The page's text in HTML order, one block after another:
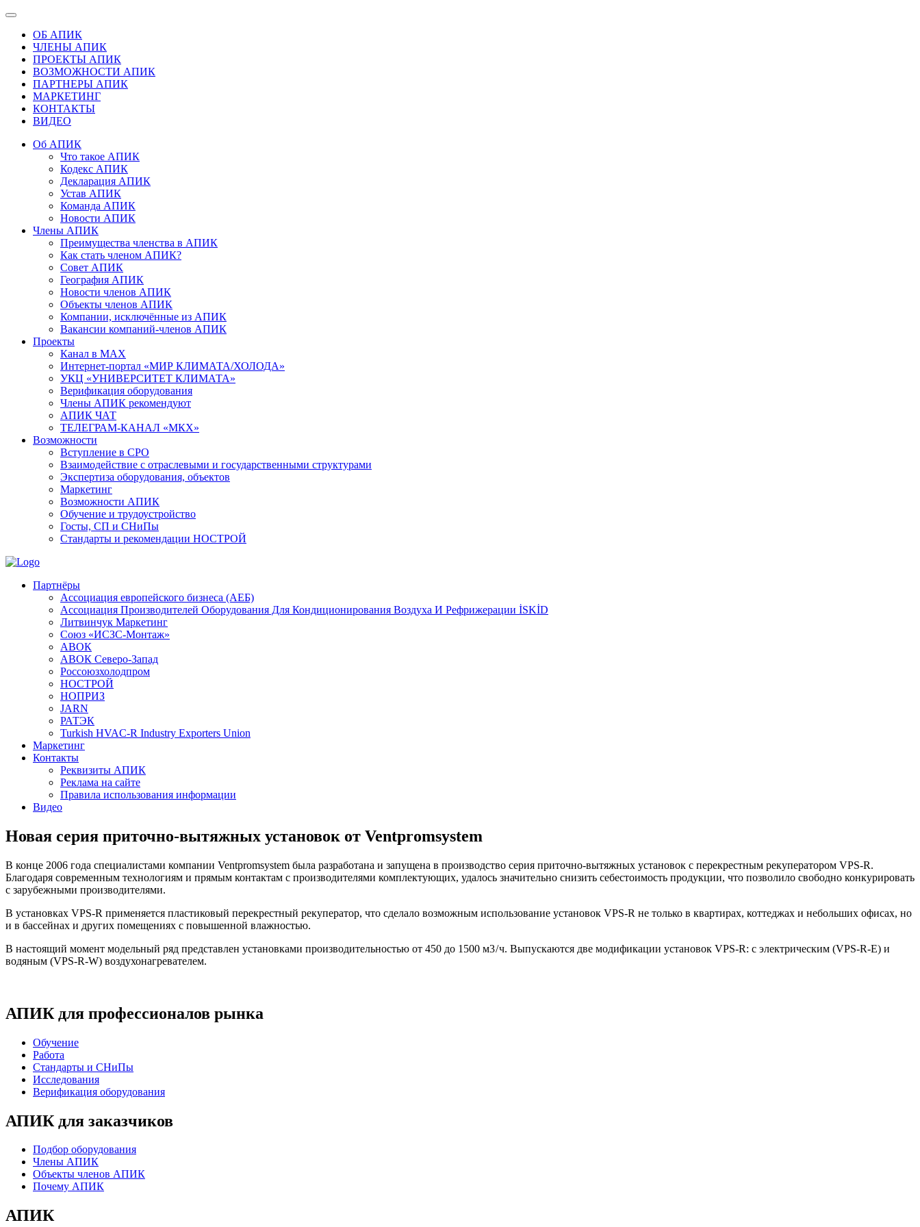
ОБ АПИК
ЧЛЕНЫ АПИК
ПРОЕКТЫ АПИК
ВОЗМОЖНОСТИ АПИК
ПАРТНЕРЫ АПИК
МАРКЕТИНГ
КОНТАКТЫ
ВИДЕО
Об АПИК
Что такое АПИК
Кодекс АПИК
Декларация АПИК
Устав АПИК
Команда АПИК
Новости АПИК
Члены АПИК
Преимущества членства в АПИК
Как стать членом АПИК?
Совет АПИК
География АПИК
Новости членов АПИК
Объекты членов АПИК
Компании, исключённые из АПИК
Вакансии компаний-членов АПИК
Проекты
Канал в MAX
Интернет-портал «МИР КЛИМАТА/ХОЛОДА»
УКЦ «УНИВЕРСИТЕТ КЛИМАТА»
Верификация оборудования
Члены АПИК рекомендуют
АПИК ЧАТ
ТЕЛЕГРАМ-КАНАЛ «МКХ»
Возможности
Вступление в СРО
Взаимодействие с отраслевыми и государственными структурами
Экспертиза оборудования, объектов
Маркетинг
Возможности АПИК
Обучение и трудоустройство
Госты, СП и СНиПы
Стандарты и рекомендации НОСТРОЙ
Партнёры
Ассоциация европейского бизнеса (АЕБ)
Aссоциация Производителей Оборудования Для Кондиционирования Воздуха И Рефрижерации İSKİD
Литвинчук Маркетинг
Союз «ИСЗС-Монтаж»
АВОК
АВОК Северо-Запад
Россоюзхолодпром
НОСТРОЙ
НОПРИЗ
JARN
РАТЭК
Turkish HVAC-R Industry Exporters Union
Маркетинг
Контакты
Реквизиты АПИК
Реклама на сайте
Правила использования информации
Видео
Новая серия приточно-вытяжных установок от Ventpromsystem
В конце 2006 года специалистами компании Ventpromsystem была разработана и запущена в производство серия приточно-вытяжных установок с перекрестным рекуператором VPS-R.
Благодаря современным технологиям и прямым контактам с производителями комплектующих, удалось значительно снизить себестоимость продукции, что позволило свободно конкурировать
с зарубежными производителями.
В установках VPS-R применяется пластиковый перекрестный рекуператор, что сделало возможным использование установок VPS-R не только в квартирах, коттеджах и небольших офисах, но
и в бассейнах и других помещениях с повышенной влажностью.
В настоящий момент модельный ряд представлен установками производительностью от 450 до 1500 м3 / ч. Выпускаются две модификации установок VPS-R: с электрическим (VPS-R-E) и
водяным (VPS-R-W) воздухонагревателем.
АПИК для профессионалов рынка
Обучение
Работа
Стандарты и СНиПы
Исследования
Верификация оборудования
АПИК для заказчиков
Подбор оборудования
Члены АПИК
Объекты членов АПИК
Почему АПИК
АПИК